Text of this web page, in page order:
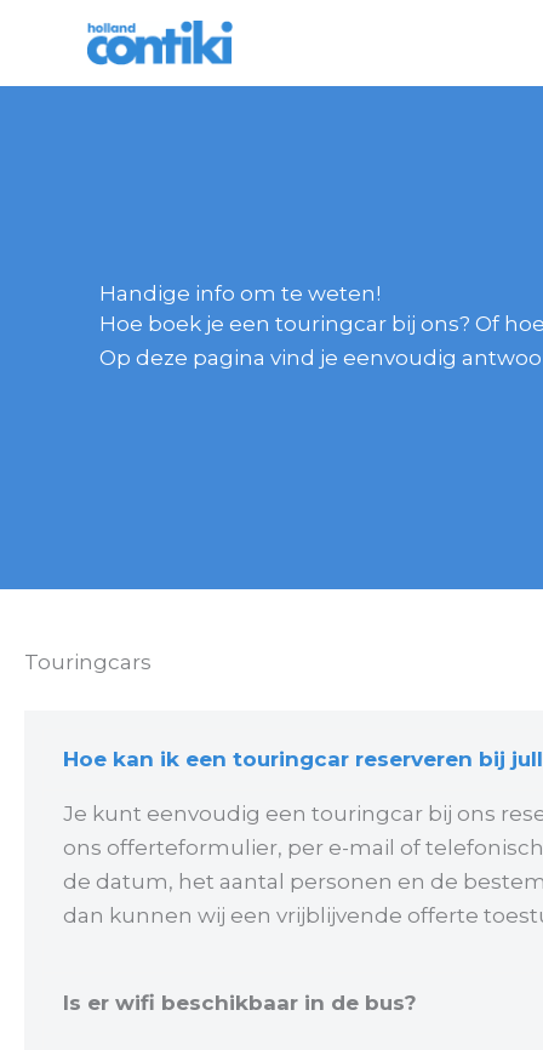
de
Handige info om te weten!
Hoe boek je een touringcar bij ons? Of
Op deze pagina vind je eenvoudig
Touringcars
Hoe kan ik een touringcar reserveren bij
Je kunt eenvoudig een touringcar bij ons
ons offerteformulier, per e-mail of
de datum, het aantal personen en de
dan kunnen wij een vrijblijvende offerte
Is er wifi beschikbaar in de bus?